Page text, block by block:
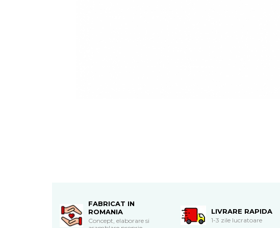
Cadouri personalizate pentru
FABRICAT IN
ROMANIA
Concept, elaborare si
LIVRARE RAPIDA
1-3 zile lucratoare